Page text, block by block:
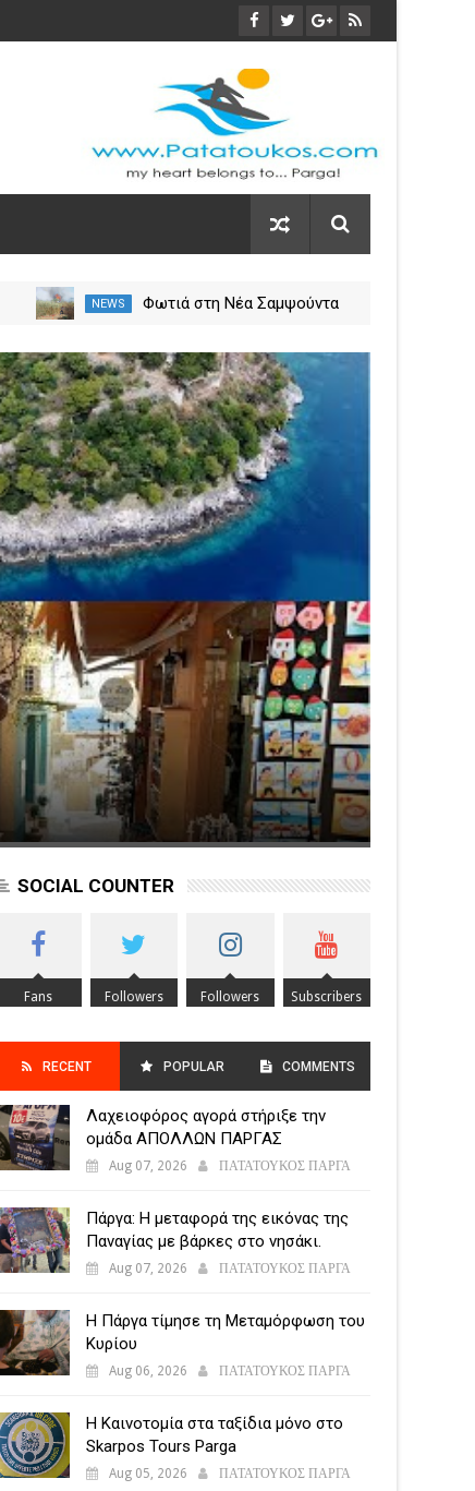
NEWS
Φωτιά στη Νέα Σαμψούντα
δυνάμεις
SOCIAL COUNTER
Fans Followers Followers Subscribers
RECENT POPULAR
POSTS
COMMENTS
Λαχειοφόρος αγορά στήριξε την
ομάδα ΑΠΟΛΛΩΝ ΠΑΡΓΑΣ
Aug 07, 2026 ΠΑΤΑΤΟΥΚΟΣ ΠΑΡΓΑ
Πάργα: Η μεταφορά της εικόνας της
Παναγίας με βάρκες στο νησάκι.
Aug 07, 2026 ΠΑΤΑΤΟΥΚΟΣ ΠΑΡΓΑ
Η Πάργα τίμησε τη Μεταμόρφωση του
Κυρίου
Aug 06, 2026 ΠΑΤΑΤΟΥΚΟΣ ΠΑΡΓΑ
Η Καινοτομία στα ταξίδια μόνο στο
Skarpos Tours Parga
Aug 05, 2026 ΠΑΤΑΤΟΥΚΟΣ ΠΑΡΓΑ